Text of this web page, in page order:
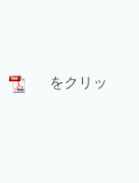
をクリッ